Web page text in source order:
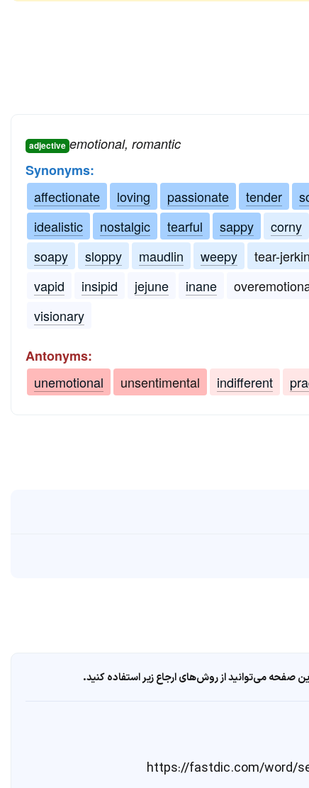
adjective emotional, romantic
Synonyms:
affectionate
loving passionate tender
idealistic
nostalgic tearful sappy corny
soapy
sloppy maudlin weepy tear-
vapid
insipid jejune inane
visionary
Antonyms:
unemotional
unsentimental indifferent
می‌توانید از روش‌های ارجاع زیر استفاده کنید.